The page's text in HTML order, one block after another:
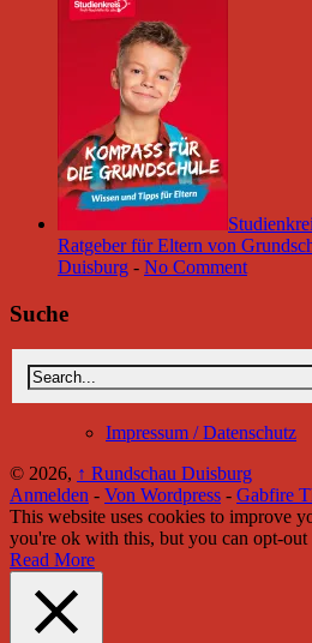
Ratgeber für Eltern von
Duisburg - No Comment
Suche
Impressum / Datenschutz
© 2026, ↑ Rundschau Duisburg
Anmelden - Von Wordpress - Gabfire
This website uses cookies to improve
you're ok with this, but you can opt-
Read More